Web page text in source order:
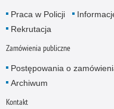
Praca w Policji
Rekrutacja
Zamówienia publiczne
Postępowania o
Archiwum
Kontakt